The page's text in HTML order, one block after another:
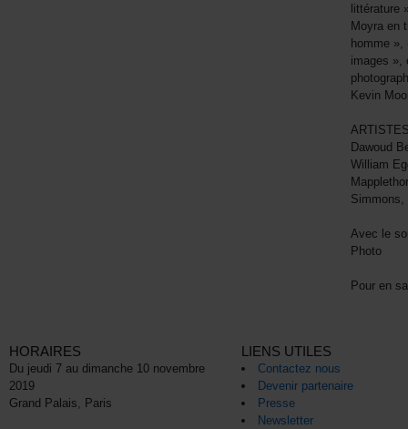
littérature
Moyra en
homme
images »,
Kevin
Dawoud
William
Simmons,
Avec le
Photo
Pour en
HORAIRES
Du jeudi 7 au dimanche 10 novembre
2019
Grand Palais, Paris
LIENS UTILES
Contactez nous
Devenir partenaire
Presse
Newsletter